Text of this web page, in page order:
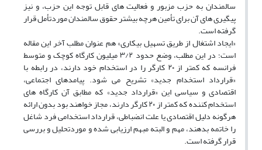
سالمندان به حزب مزبور و فعالیت های قابل توجه این حزب، و نیز
پیگیری های آن برای تأمین هرچه بیشتر حقوق سالمندان موردتأمل قرار
گرفته است.
«ایجاد اشتغال از طریق تسهیل بیکاری» هم عنوان مطلب آخر این مقاله
است؛ در این مطلب، وضع حدود ۳/۲ میلیون کارگاه کوچک و متوسط
فرانسه که کمتر از ۲۰ کارگر را در استخدام خود دارند، در رابطه با
«قرارداد استخدام جدید» تشریح می شود. پیامدهای اجتماعی،
اقتصادی و سیاسی این «قرارداد جدید» که مطابق آن کارگاه های
استخدام کننده که کمتر از ۲۰ کارگر دارند، مجاز خواهند بود بدون ارائه
هرگونه دلیل اقتصادی یا علت انضباطی، قرارداد استخدامی فرد شاغل
را خاتمه بدهند، مهم و البته مبهم ارزیابی شده و موردتحلیل و بررسی
قرار گرفته است.